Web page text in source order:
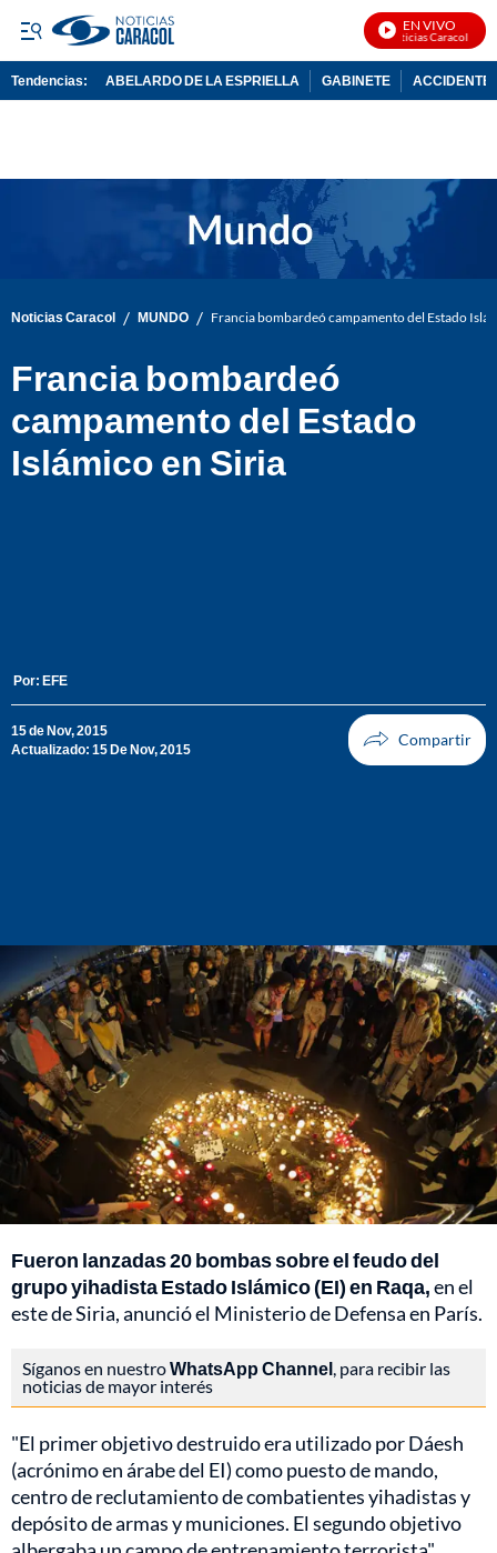
EN VIVO
Noticias Caracol En
Tendencias: ABELARDO DE LA ESPRIELLA GABINETE ACCIDENTE
Noticias Caracol / MUNDO / Francia bombardeó campamento del Estado
Francia bombardeó
campamento del Estado
Islámico en Siria
Por: EFE
15 de Nov, 2015
Actualizado: 15 De Nov, 2015
Fueron lanzadas 20 bombas sobre el feudo del
grupo yihadista Estado Islámico (EI) en Raqa,en el
este de Siria, anunció el Ministerio de Defensa en París.
Síganos en nuestroWhatsApp Channel, para recibir las
noticias de mayor interés
"El primer objetivo destruido era utilizado por Dáesh
(acrónimo en árabe del EI) como puesto de mando,
centro de reclutamiento de combatientes yihadistas y
depósito de armas y municiones. El segundo objetivo